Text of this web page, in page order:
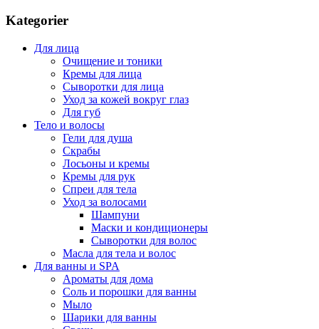
Kategorier
Для лица
Очищение и тоники
Кремы для лица
Сыворотки для лица
Уход за кожей вокруг глаз
Для губ
Тело и волосы
Гели для душа
Скрабы
Лосьоны и кремы
Кремы для рук
Спреи для тела
Уход за волосами
Шампуни
Маски и кондиционеры
Сыворотки для волос
Масла для тела и волос
Для ванны и SPA
Ароматы для дома
Соль и порошки для ванны
Мыло
Шарики для ванны